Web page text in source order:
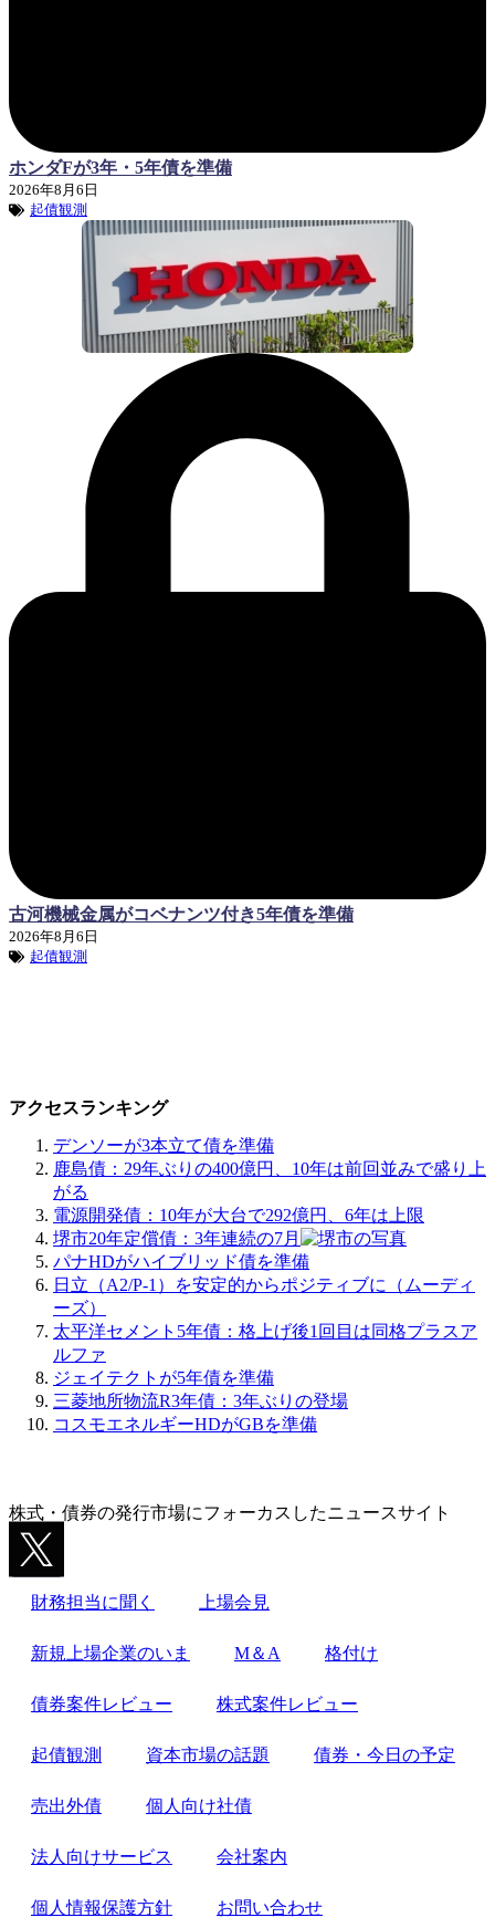
ホンダFが3年・5年債を準備
2026年8月6日
起債観測
古河機械金属がコベナンツ付き5年債を準備
2026年8月6日
起債観測
アクセスランキング
デンソーが3本立て債を準備
鹿島債：29年ぶりの400億円、10年は前回並みで盛り上
がる
電源開発債：10年が大台で292億円、6年は上限
堺市20年定償債：3年連続の7月
パナHDがハイブリッド債を準備
日立（A2/P-1）を安定的からポジティブに（ムーディ
ーズ）
太平洋セメント5年債：格上げ後1回目は同格プラスア
ルファ
ジェイテクトが5年債を準備
三菱地所物流R3年債：3年ぶりの登場
コスモエネルギーHDがGBを準備
株式・債券の発行市場にフォーカスしたニュースサイト
財務担当に聞く 上場会見
新規上場企業のいま M＆A 格付け
債券案件レビュー 株式案件レビュー
起債観測 資本市場の話題 債券・今日の予定
売出外債 個人向け社債
法人向けサービス 会社案内
個人情報保護方針 お問い合わせ